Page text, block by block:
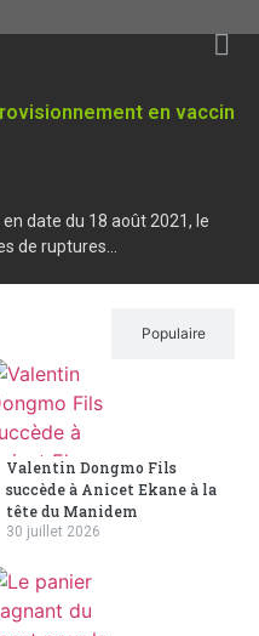
en vaccin
date du 18 août 2021, le
de ruptures...
Populaire
Valentin Dongmo Fils
succède à Anicet Ekane à la
tête du Manidem
30 juillet 2026